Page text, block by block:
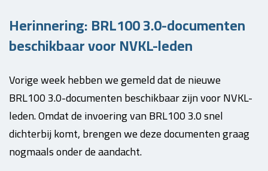
Herinnering: BRL100 3.0-documenten
beschikbaar voor NVKL-leden
Vorige week hebben we gemeld dat de nieuwe
BRL100 3.0-documenten beschikbaar zijn voor NVKL-
leden. Omdat de invoering van BRL100 3.0 snel
dichterbij komt, brengen we deze documenten graag
nogmaals onder de aandacht.